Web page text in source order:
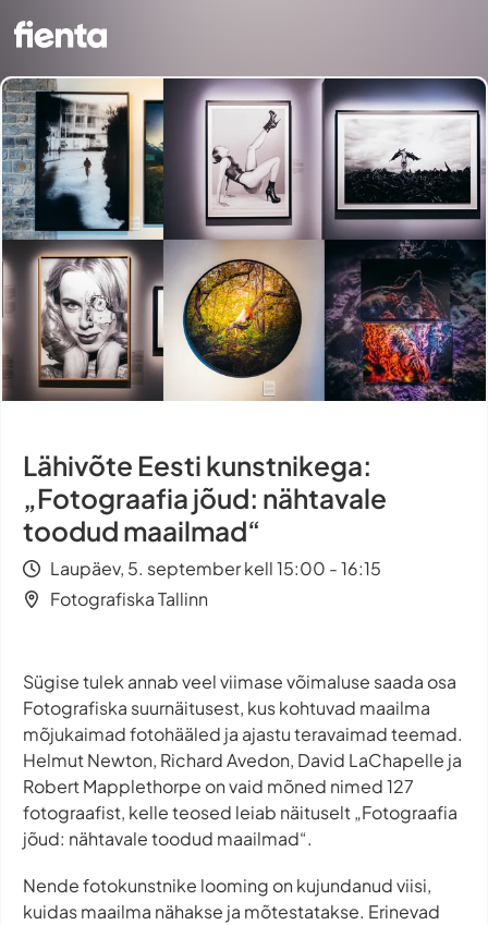
Lähivõte Eesti kunstnikega:
„Fotograafia jõud: nähtavale
toodud maailmad“
Laupäev, 5. september kell 15:00 - 16:15
Fotografiska Tallinn
Sügise tulek annab veel viimase võimaluse saada osa
Fotografiska suurnäitusest, kus kohtuvad maailma
mõjukaimad fotohääled ja ajastu teravaimad teemad.
Helmut Newton, Richard Avedon, David LaChapelle ja
Robert Mapplethorpe on vaid mõned nimed 127
fotograafist, kelle teosed leiab näituselt „Fotograafia
jõud: nähtavale toodud maailmad“.
Nende fotokunstnike looming on kujundanud viisi,
kuidas maailma nähakse ja mõtestatakse. Erinevad